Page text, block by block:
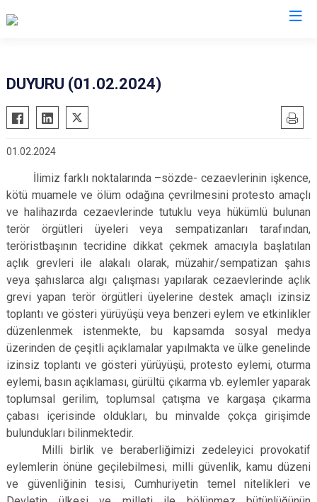
Aliağa
Balçova
Bayındır
Bergama
Beydağ
Bornova
Buca
Çeşme
Çiğli
Dikili
Karaburun
Karşıyaka
Kemalpaşa
Kınık
Kiraz
Konak
Menderes
Seferihisar
Selçuk
Tire
Torbalı
Urla
Bayraklı
Karabağlar
DUYURU (01.02.2024)
01.02.2024
İlimiz farklı noktalarında –sözde- cezaevlerinin işkence,
kötü muamele ve ölüm odağına çevrilmesini protesto amaçlı
ve halihazırda cezaevlerinde tutuklu veya hükümlü bulunan
terör örgütleri üyeleri veya sempatizanları tarafından,
teröristbaşının tecridine dikkat çekmek amacıyla başlatılan
açlık grevleri ile alakalı olarak, müzahir/sempatizan şahıs
veya şahıslarca algı çalışması yapılarak cezaevlerinde açlık
grevi yapan terör örgütleri üyelerine destek amaçlı izinsiz
toplantı ve gösteri yürüyüşü veya benzeri eylem ve etkinlikler
düzenlenmek istenmekte, bu kapsamda sosyal medya
üzerinden de çeşitli açıklamalar yapılmakta ve ülke genelinde
izinsiz toplantı ve gösteri yürüyüşü, protesto eylemi, oturma
eylemi, basın açıklaması, gürültü çıkarma vb. eylemler yaparak
toplumsal gerilim, toplumsal çatışma ve kargaşa çıkarma
çabası içerisinde oldukları, bu minvalde çokça girişimde
bulundukları bilinmektedir.
Milli birlik ve beraberliğimizi zedeleyici provokatif
eylemlerin önüne geçilebilmesi, milli güvenlik, kamu düzeni
ve güvenliğinin tesisi, Cumhuriyetin temel nitelikleri ve